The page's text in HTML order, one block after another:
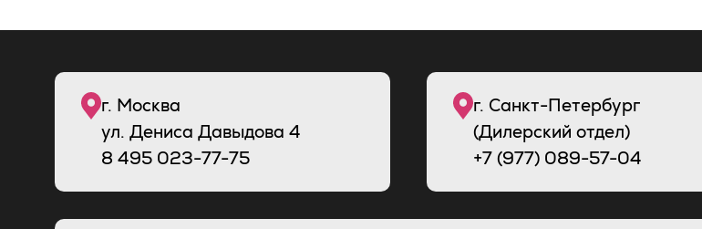
г. Москва
ул. Дениса Давыдова 4
8 495 023-77-75
г. Санкт-Петербург
(Дилерский отдел)
+7 (977) 089-57-04